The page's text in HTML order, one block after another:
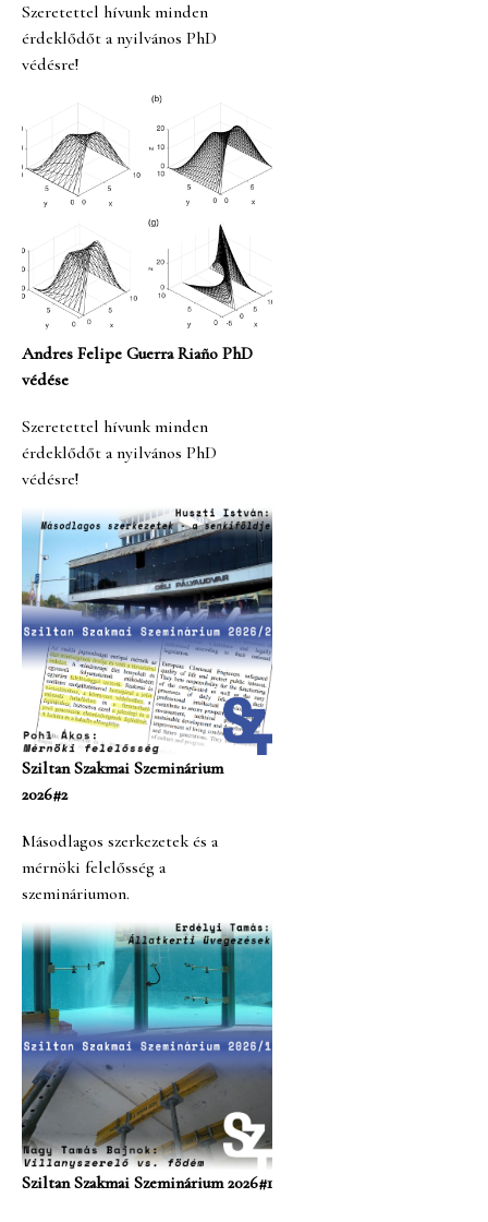
Szeretettel hívunk minden
érdeklődőt a nyilvános PhD
védésre!
Andres Felipe Guerra Riaño PhD
védése
Szeretettel hívunk minden
érdeklődőt a nyilvános PhD
védésre!
Sziltan Szakmai Szeminárium
2026#2
Másodlagos szerkezetek és a
mérnöki felelősség a
szemináriumon.
Sziltan Szakmai Szeminárium 2026#1